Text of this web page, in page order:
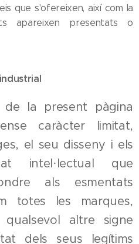
que s'ofereixen, així com la
apareixen presentats o
la present pàgina
caràcter limitat,
el seu disseny i els
intel·lectual que
als esmentats
totes les marques,
altre signe
dels seus legítims